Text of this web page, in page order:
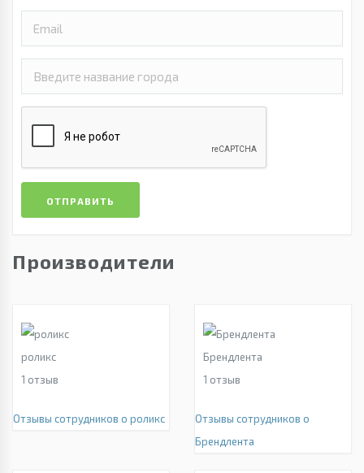
ОТПРАВИТЬ
Производители
роликс
1 отзыв
Отзывы сотрудников о роликс
Брендлента
1 отзыв
Отзывы сотрудников о
Брендлента